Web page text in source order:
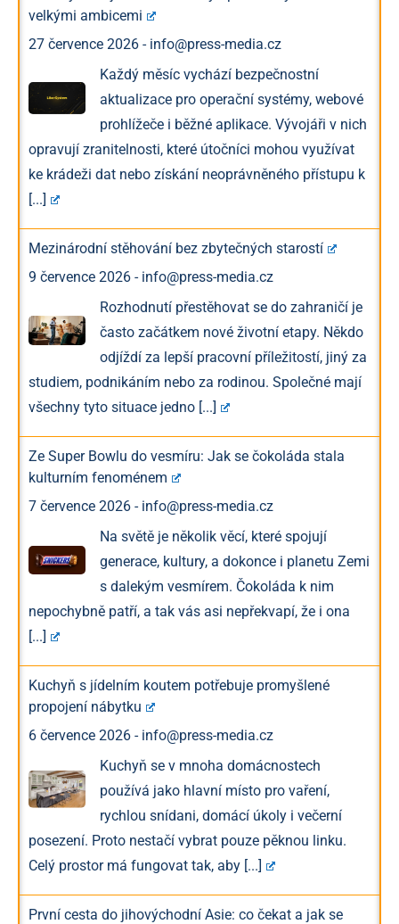
velkými ambicemi
27 července 2026 - info@press-media.cz
Každý měsíc vychází bezpečnostní
aktualizace pro operační systémy, webové
prohlížeče i běžné aplikace. Vývojáři v nich
opravují zranitelnosti, které útočníci mohou využívat
ke krádeži dat nebo získání neoprávněného přístupu k
[...]
Mezinárodní stěhování bez zbytečných starostí
9 července 2026 - info@press-media.cz
Rozhodnutí přestěhovat se do zahraničí je
často začátkem nové životní etapy. Někdo
odjíždí za lepší pracovní příležitostí, jiný za
studiem, podnikáním nebo za rodinou. Společné mají
všechny tyto situace jedno [...]
Ze Super Bowlu do vesmíru: Jak se čokoláda stala
kulturním fenoménem
7 července 2026 - info@press-media.cz
Na světě je několik věcí, které spojují
generace, kultury, a dokonce i planetu Zemi
s dalekým vesmírem. Čokoláda k nim
nepochybně patří, a tak vás asi nepřekvapí, že i ona
[...]
Kuchyň s jídelním koutem potřebuje promyšlené
propojení nábytku
6 července 2026 - info@press-media.cz
Kuchyň se v mnoha domácnostech
používá jako hlavní místo pro vaření,
rychlou snídani, domácí úkoly i večerní
posezení. Proto nestačí vybrat pouze pěknou linku.
Celý prostor má fungovat tak, aby [...]
První cesta do jihovýchodní Asie: co čekat a jak se